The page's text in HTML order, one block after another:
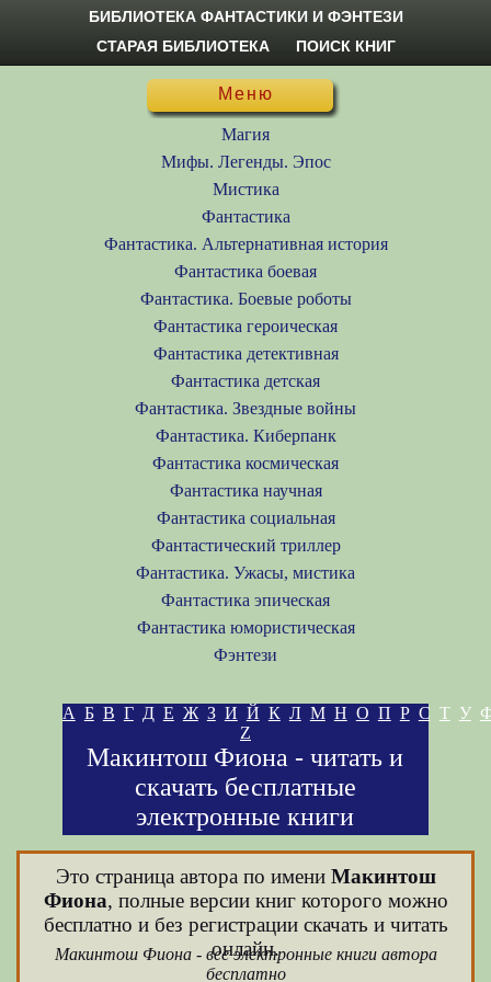
БИБЛИОТЕКА ФАНТАСТИКИ И ФЭНТЕЗИ
СТАРАЯ БИБЛИОТЕКА
ПОИСК КНИГ
Меню
Магия
Мифы. Легенды. Эпос
Мистика
Фантастика
Фантастика. Альтернативная история
Фантастика боевая
Фантастика. Боевые роботы
Фантастика героическая
Фантастика детективная
Фантастика детская
Фантастика. Звездные войны
Фантастика. Киберпанк
Фантастика космическая
Фантастика научная
Фантастика социальная
Фантастический триллер
Фантастика. Ужасы, мистика
Фантастика эпическая
Фантастика юмористическая
Фэнтези
А Б В Г Д Е Ж З И Й К Л М Н О П Р С Т У
Z
Макинтош Фиона - читать и
скачать бесплатные
электронные книги
Это страница автора по имени Макинтош
Фиона, полные версии книг которого можно
бесплатно и без регистрации скачать и читать
онлайн.
Макинтош Фиона - все электронные книги автора
бесплатно